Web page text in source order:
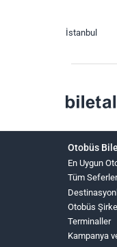
İstanbul
Otobüs
En Uygun
Tüm Seferler
Otobüs
Terminaller
Kampanya